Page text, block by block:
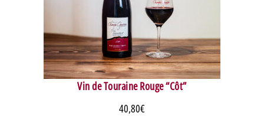
Vin de Touraine Rouge “Côt”
40,80€